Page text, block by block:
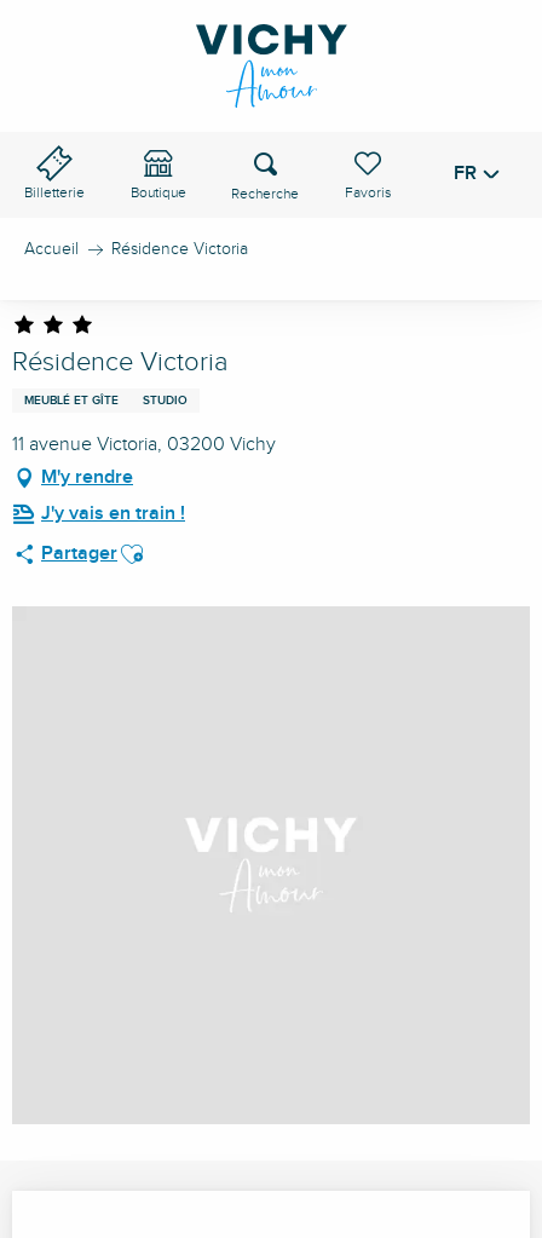
Billetterie Boutique
Voir les favoris
Recherche FR
Accueil Résidence Victoria
Résidence Victoria
MEUBLÉ ET GÎTE STUDIO
11 avenue Victoria, 03200 Vichy
M'y rendre
J'y vais en train !
PartagerAjouter aux favoris